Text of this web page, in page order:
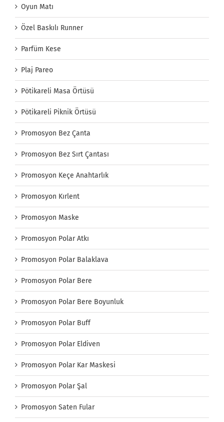
Oyun Matı
Özel Baskılı Runner
Parfüm Kese
Plaj Pareo
Pötikareli Masa Örtüsü
Pötikareli Piknik Örtüsü
Promosyon Bez Çanta
Promosyon Bez Sırt Çantası
Promosyon Keçe Anahtarlık
Promosyon Kırlent
Promosyon Maske
Promosyon Polar Atkı
Promosyon Polar Balaklava
Promosyon Polar Bere
Promosyon Polar Bere Boyunluk
Promosyon Polar Buff
Promosyon Polar Eldiven
Promosyon Polar Kar Maskesi
Promosyon Polar Şal
Promosyon Saten Fular